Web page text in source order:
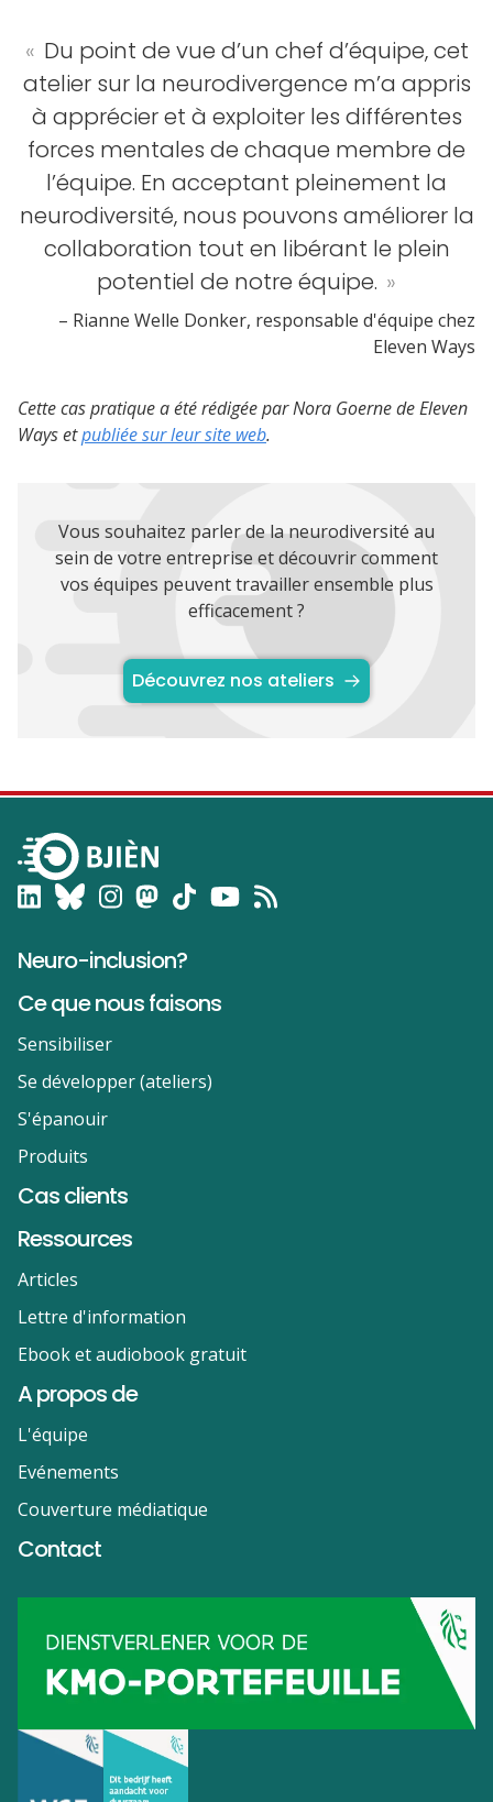
« Du point de vue d’un chef d’équipe, cet
atelier sur la neurodivergence m’a appris
à apprécier et à exploiter les différentes
forces mentales de chaque membre de
l’équipe. En acceptant pleinement la
neurodiversité, nous pouvons améliorer la
collaboration tout en libérant le plein
potentiel de notre équipe. »
– Rianne Welle Donker, responsable d'équipe chez
Eleven Ways
Cette cas pratique a été rédigée par Nora Goerne de Eleven
Ways etpubliée sur leur site web.
Vous souhaitez parler de la neurodiversité au
sein de votre entreprise et découvrir comment
vos équipes peuvent travailler ensemble plus
efficacement ?
Découvrez nos ateliers
Neuro-inclusion?
Ce que nous faisons
Sensibiliser
Se développer (ateliers)
S'épanouir
Produits
Cas clients
Ressources
Articles
Lettre d'information
Ebook et audiobook gratuit
A propos de
L'équipe
Evénements
Couverture médiatique
Contact